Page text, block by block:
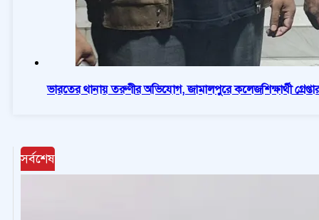
ভারতের থানায় তরুণীর অভিযোগ, জামালপুরে কলেজশিক্ষার্থী
সর্বশেষ